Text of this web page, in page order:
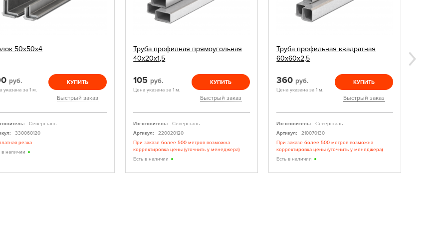
50х50х4
руб.
указана за 1 м.
КУПИТЬ
Быстрый заказ
Северсталь
330060120
резка
в наличии
Труба профилная прямоугольная
40х20х1,5
105 руб.
Цена указана за 1 м.
КУПИТЬ
Быстрый заказ
Изготовитель:
Северсталь
Артикул:
220020120
При заказе более 500 метров возможна
корректировка цены (уточнить у менеджера)
Есть в наличии
Труба профильная квадратная
60х60х2,5
360 руб.
Цена указана за 1 м.
КУПИТЬ
Быстрый заказ
Изготовитель:
Северсталь
Артикул:
210070130
При заказе более 500 метров возможна
корректировка цены (уточнить у менеджера)
Есть в наличии